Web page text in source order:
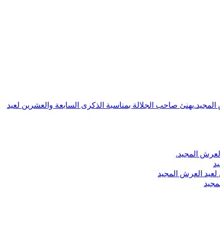
صاحب الجلالة بمناسبة الذكرى السابعة والعشرين لعيد
المجيد.
العرش المجيد